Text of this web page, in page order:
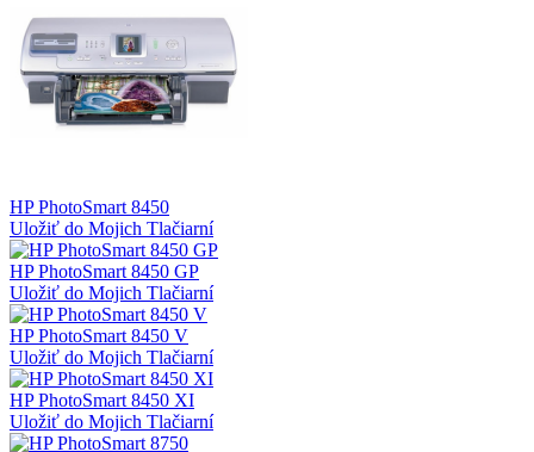
HP PhotoSmart 8450
Uložiť do Mojich Tlačiarní
HP PhotoSmart 8450 GP
Uložiť do Mojich Tlačiarní
HP PhotoSmart 8450 V
Uložiť do Mojich Tlačiarní
HP PhotoSmart 8450 XI
Uložiť do Mojich Tlačiarní